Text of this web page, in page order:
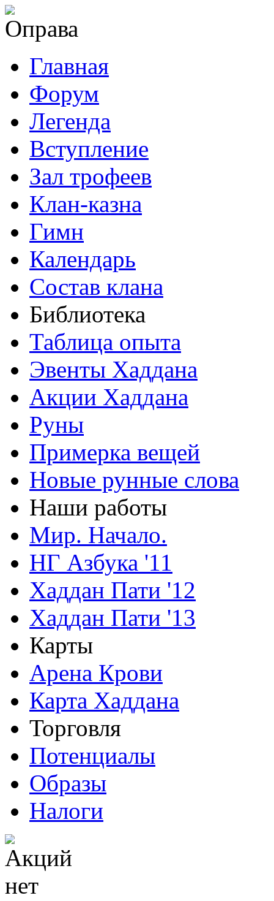
Главная
Форум
Легенда
Вступление
Зал трофеев
Клан-казна
Гимн
Календарь
Состав клана
Библиотека
Таблица опыта
Эвенты Хаддана
Акции Хаддана
Руны
Примерка вещей
Новые рунные слова
Наши работы
Мир. Начало.
НГ Азбука '11
Хаддан Пати '12
Хаддан Пати '13
Карты
Арена Крови
Карта Хаддана
Торговля
Потенциалы
Образы
Налоги